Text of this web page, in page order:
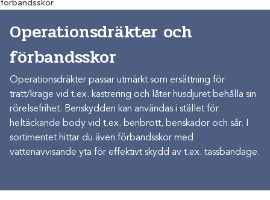
förbandsskor
Operationsdräkter och
förbandsskor
Operationsdräkter passar utmärkt som ersättning för
tratt/krage vid t.ex. kastrering och låter husdjuret behålla sin
rörelsefrihet. Benskydden kan användas i stället för
heltäckande body vid t.ex. benbrott, benskador och sår. I
sortimentet hittar du även förbandsskor med
vattenavvisande yta för effektivt skydd av t.ex. tassbandage.